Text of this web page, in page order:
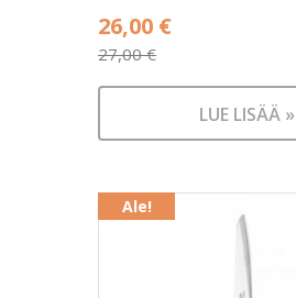
27,00€
Alkuperäinen
hinta
oli:
26,00 €
Nykyinen
on:
LUE LISÄÄ »
Ale!